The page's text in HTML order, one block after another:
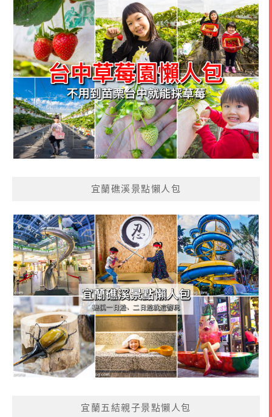
宜蘭礁溪景點懶人包
宜蘭五結親子景點懶人包